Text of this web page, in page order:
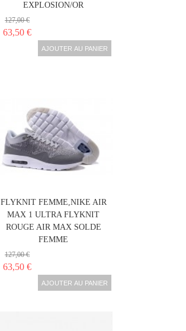
EXPLOSION/OR
127,00 €
63,50 €
AJOUTER AU PANIER
FLYKNIT FEMME,NIKE AIR
MAX 1 ULTRA FLYKNIT
ROUGE AIR MAX SOLDE
FEMME
127,00 €
63,50 €
AJOUTER AU PANIER